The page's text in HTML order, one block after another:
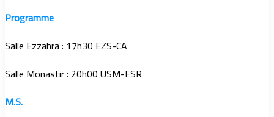
Programme
Salle Ezzahra : 17h30 EZS-CA
Salle Monastir : 20h00 USM-ESR
M.S.